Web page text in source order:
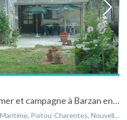
Maison 4 étoiles entre mer et campagne à Barzan en Charente Maritime
Poitou-Charentes, Nouvelle-Aquitaine, France